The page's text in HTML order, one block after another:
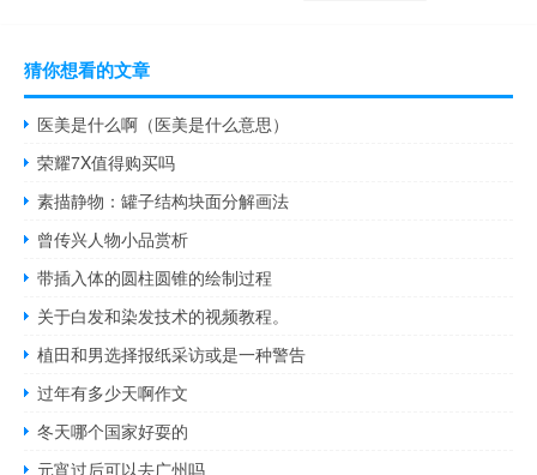
猜你想看的文章
医美是什么啊（医美是什么意思）
荣耀7X值得购买吗
素描静物：罐子结构块面分解画法
曾传兴人物小品赏析
带插入体的圆柱圆锥的绘制过程
关于白发和染发技术的视频教程。
植田和男选择报纸采访或是一种警告
过年有多少天啊作文
冬天哪个国家好耍的
元宵过后可以去广州吗